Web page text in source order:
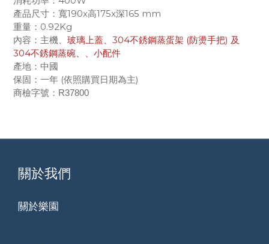
產品尺寸：寬190x高175x深165 mm
重量：0.92Kg
內容：主機、 玻璃上蓋、 304不銹鋼蒸蛋架 (防燙手把) 及
304不銹鋼蒸碗、、小配件
產地：中國
保固：一年 (依照購買日期為主)
商檢字號 ：R37800
關於我們
關於樂園